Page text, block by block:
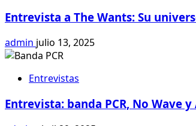
Entrevista a The Wants: Su
admin julio 13, 2025
Entrevistas
Entrevista: banda PCR, No Wave